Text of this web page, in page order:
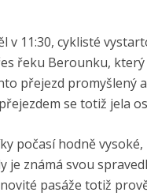
v 11:30, cyklisté
řeku Berounku,
přejezd promyšlený
se totiž jela
počasí hodně
je známá svou
pasáže totiž